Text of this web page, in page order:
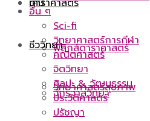
ดาราศาสตร์
ฟิสิกส์ดาราศาสตร์
จักรวาลวิทยา
เคมี
ชีววิทยา
วิทยาศาสตร์สุขภาพ
อื่น ๆ
Sci-fi
วิทยาศาสตร์การกีฬา
คณิตศาสตร์
จิตวิทยา
ศิลปะ & วัฒนธรรม
ประวัติศาสตร์
ปรัชญา